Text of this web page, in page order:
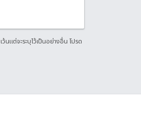
เว้นแต่จะระบุไว้เป็นอย่างอื่น โปรด